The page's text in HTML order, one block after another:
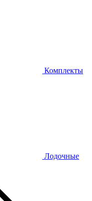
Комплекты
Лодочные